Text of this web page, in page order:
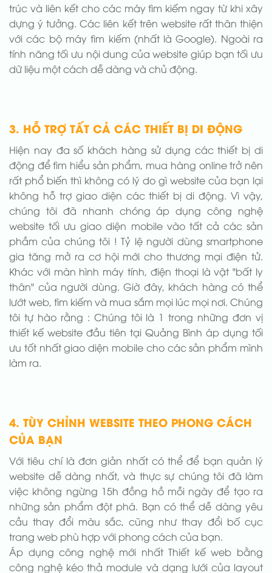
trúc và liên kết cho các máy tìm kiếm ngay từ khi xây
dựng ý tưởng. Các liên kết trên website rất thân thiện
với các bộ máy tìm kiếm (nhất là Google). Ngoài ra
tính năng tối ưu nội dung của website giúp bạn tối ưu
dữ liệu một cách dễ dàng và chủ động.
3. HỖ TRỢ TẤT CẢ CÁC THIẾT BỊ DI ĐỘNG
Hiện nay đa số khách hàng sử dụng các thiết bị di
động để tìm hiểu sản phẩm, mua hàng online trở nên
rất phổ biến thì không có lý do gì website của bạn lại
không hỗ trợ giao diện các thiết bị di động. Vì vậy,
chúng tôi đã nhanh chóng áp dụng công nghệ
website tối ưu giao diện mobile vào tất cả các sản
phầm của chúng tôi ! Tỷ lệ người dùng smartphone
gia tăng mở ra cơ hội mới cho thương mại điện tử.
Khác với màn hình máy tính, điện thoại là vật "bất ly
thân" của người dùng. Giờ đây, khách hàng có thể
lướt web, tìm kiếm và mua sắm mọi lúc mọi nơi. Chúng
tôi tự hào rằng : Chúng tôi là 1 trong những đơn vị
thiết kế website đầu tiên tại Quảng Bình áp dụng tối
ưu tốt nhất giao diện mobile cho các sản phẩm mình
làm ra.
4. TÙY CHỈNH WEBSITE THEO PHONG CÁCH
CỦA BẠN
Với tiêu chí là đơn giản nhất có thể để bạn quản lý
website dễ dàng nhất, và thực sự chúng tôi đã làm
việc không ngừng 15h đồng hồ mỗi ngày để tạo ra
những sản phẩm đột phá. Bạn có thể dễ dàng yêu
cầu thay đổi màu sắc, cũng như thay đổi bố cục
trang web phù hợp với phong cách của bạn.
Áp dụng công nghệ mới nhất Thiết kế web bằng
công nghệ kéo thả module và dạng lưới của layout